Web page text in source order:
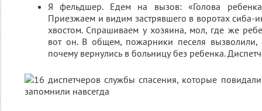
Я фельдшер. Едем на вызов: «Голова ребенка
Приезжаем и видим застрявшего в воротах сиба-
хвостом. Спрашиваем у хозяина, мол, где же
вот он. В общем, пожарники песеля
почему вернулись в больницу без ребенка.